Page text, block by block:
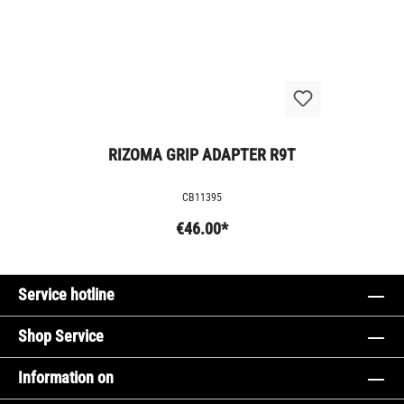
RIZOMA GRIP ADAPTER R9T
CB11395
€46.00*
Service hotline
Shop Service
Information on